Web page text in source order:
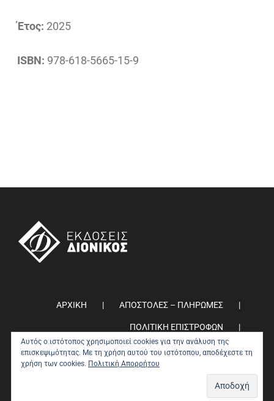
Έτος: 2025
ISBN: 978-618-5665-15-9
ΑΡΧΙΚΗ ΑΠΟΣΤΟΛΕΣ – ΠΛΗΡΩΜΕΣ
ΠΟΛΙΤΙΚΗ ΕΠΙΣΤΡΟΦΩΝ
ΠΟΛΙΤΙΚΗ ΑΠΟΡΡΗΤΟΥ 0
Αυτός ο ιστότοπος χρησιμοποιεί cookies για την ανάλυση της
επισκεψιμότητας. Με τη χρήση αυτού του ιστότοπου, αποδέχεστε τη
χρήση των cookies. Πολιτική Απορρήτου